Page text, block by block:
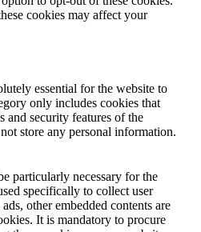
cookies may affect your
essential for the website to
only includes cookies that
and security features of the
store any personal information.
particularly necessary for the
specifically to collect user
other embedded contents are
It is mandatory to procure